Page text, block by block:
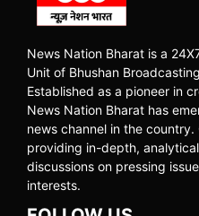
News Nation Bharat is a
Unit of Bhushan
Established as a pioneer in
News Nation Bharat has
news channel in the
providing in-depth,
discussions on pressing
interests.